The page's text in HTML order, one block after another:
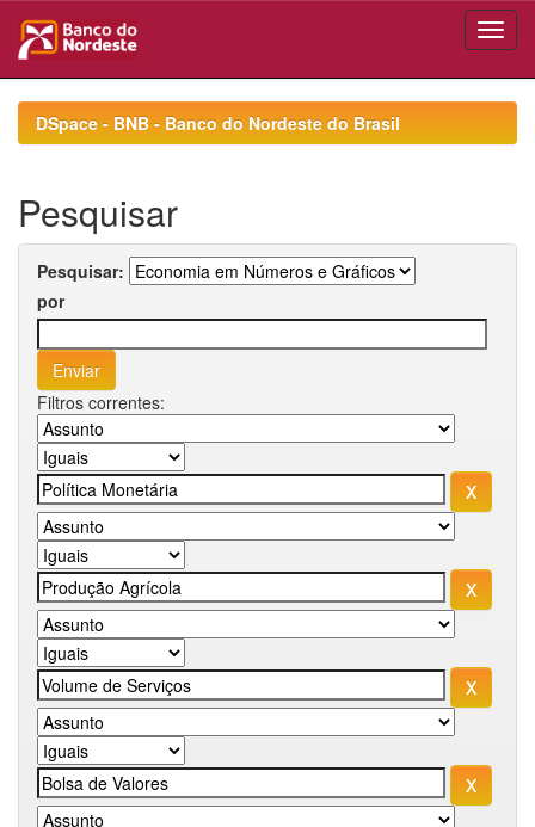
navigationDSpace - BNB - Banco do Nordeste do Brasil
Pesquisar
Pesquisar:
por
Filtros correntes: